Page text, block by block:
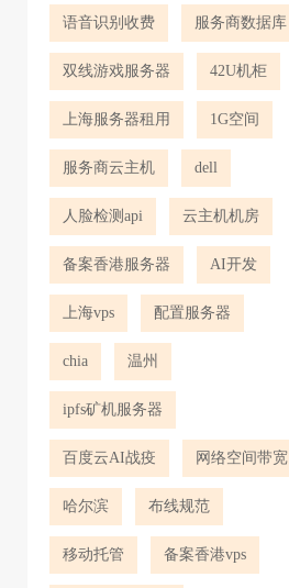
语音识别收费 服务商数据库
双线游戏服务器 42U机柜
上海服务器租用 1G空间
服务商云主机 dell
人脸检测api 云主机机房
备案香港服务器 AI开发
上海vps 配置服务器
chia 温州
ipfs矿机服务器
百度云AI战疫 网络空间带宽
哈尔滨 布线规范
移动托管 备案香港vps